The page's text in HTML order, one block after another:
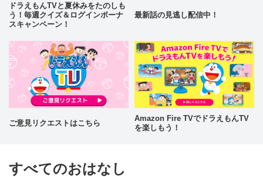
ドラえもんTVと夏休みをたのしも
う！毎週クイズ＆ログインボーナ
スキャンペーン！
最新話の見逃し配信中！
ご意見リクエストはこちら
Amazon Fire TVでドラえもんTV
を楽しもう！
すべてのおはなし